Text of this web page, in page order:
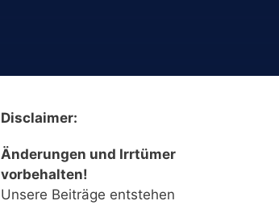
Disclaimer:
Änderungen und Irrtümer
vorbehalten!
Unsere Beiträge entstehen